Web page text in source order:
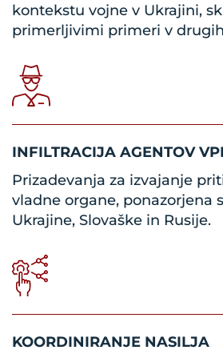
kontekstu vojne v Ukrajini,
primerljivimi primeri v
INFILTRACIJA AGENTOV
Prizadevanja za izvajanje
vladne organe, ponazorjena
Ukrajine, Slovaške in Rusije.
KOORDINIRANJE NASILJA